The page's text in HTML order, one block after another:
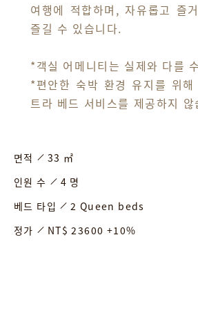
여행에 적합하며, 자유롭고 즐
즐길 수 있습니다.
*객실 어메니티는 실제와 다를
*편안한 숙박 환경 유지를 위
트라 베드 서비스를 제공하지 않
면적
33 ㎡
인원 수
4 명
베드 타입
2 Queen beds
정가
NT$ 23600 +10%